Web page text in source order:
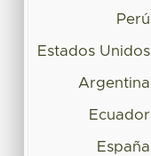
Perú
Estados Unidos
Argentina
Ecuador
España